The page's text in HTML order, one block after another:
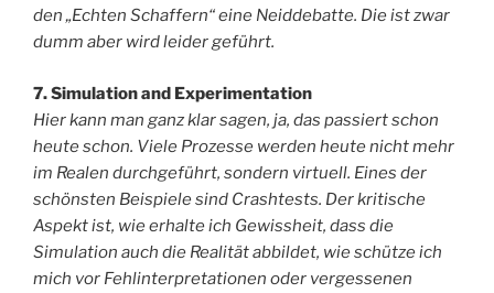
den „Echten Schaffern“ eine Neiddebatte. Die ist zwar
dumm aber wird leider geführt.
7. Simulation and Experimentation
Hier kann man ganz klar sagen, ja, das passiert schon
heute schon. Viele Prozesse werden heute nicht mehr
im Realen durchgeführt, sondern virtuell. Eines der
schönsten Beispiele sind Crashtests. Der kritische
Aspekt ist, wie erhalte ich Gewissheit, dass die
Simulation auch die Realität abbildet, wie schütze ich
mich vor Fehlinterpretationen oder vergessenen